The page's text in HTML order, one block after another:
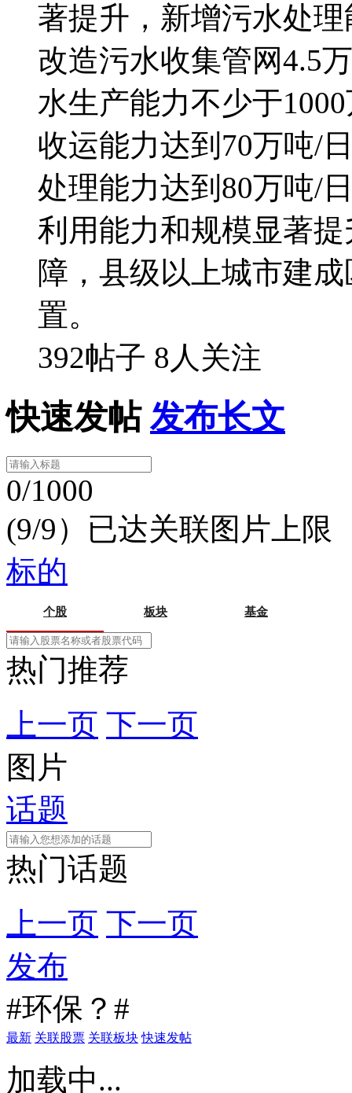
著提升，新增污水处
改造污水收集管网4.5
水生产能力不少于
收运能力达到70万吨/
处理能力达到80万吨/
利用能力和规模显著
障，县级以上城市建
置。
392帖子 8人关注
快速发帖 发布长文
0/1000
(9/9）已达关联图片上限
标的
个股 板块 基金
热门推荐
上一页 下一页
图片
话题
热门话题
上一页 下一页
发布
#环保？#
最新 关联股票 关联板块 快速发帖
加载中...